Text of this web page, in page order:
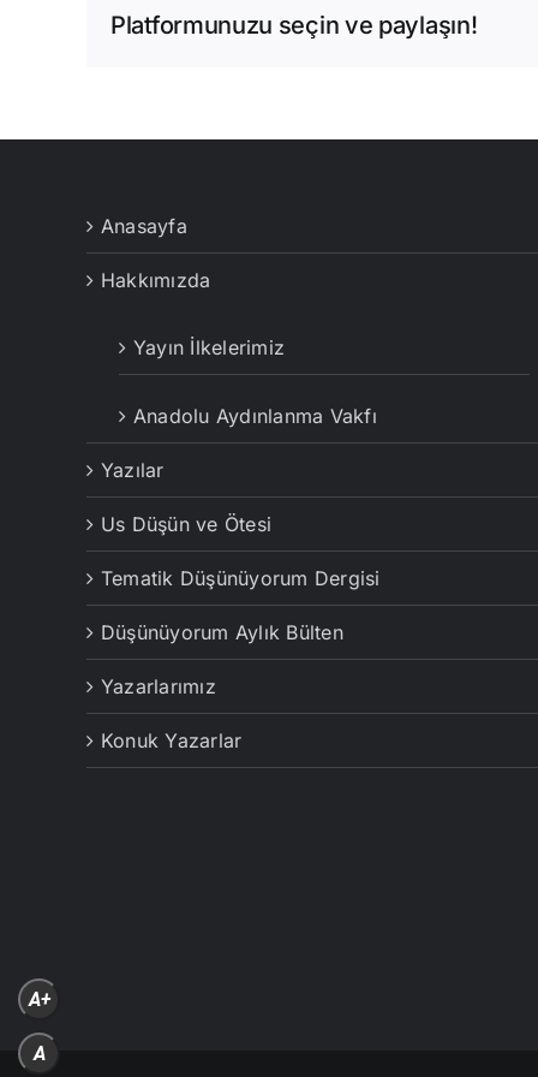
Platformunuzu seçin ve paylaşın!
Anasayfa
Hakkımızda
Yayın İlkelerimiz
Anadolu Aydınlanma Vakfı
Yazılar
Us Düşün ve Ötesi
Tematik Düşünüyorum Dergisi
Düşünüyorum Aylık Bülten
Yazarlarımız
Konuk Yazarlar
A+
A